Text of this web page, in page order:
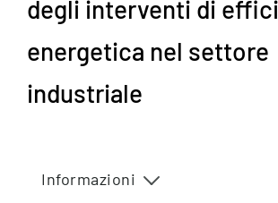
degli interventi di
energetica nel settore
industriale
Informazioni